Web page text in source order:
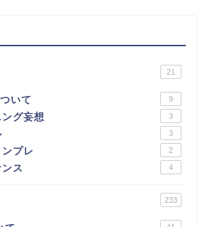
21
いて 9
グ妄想 3
3
プレ 2
ス 4
233